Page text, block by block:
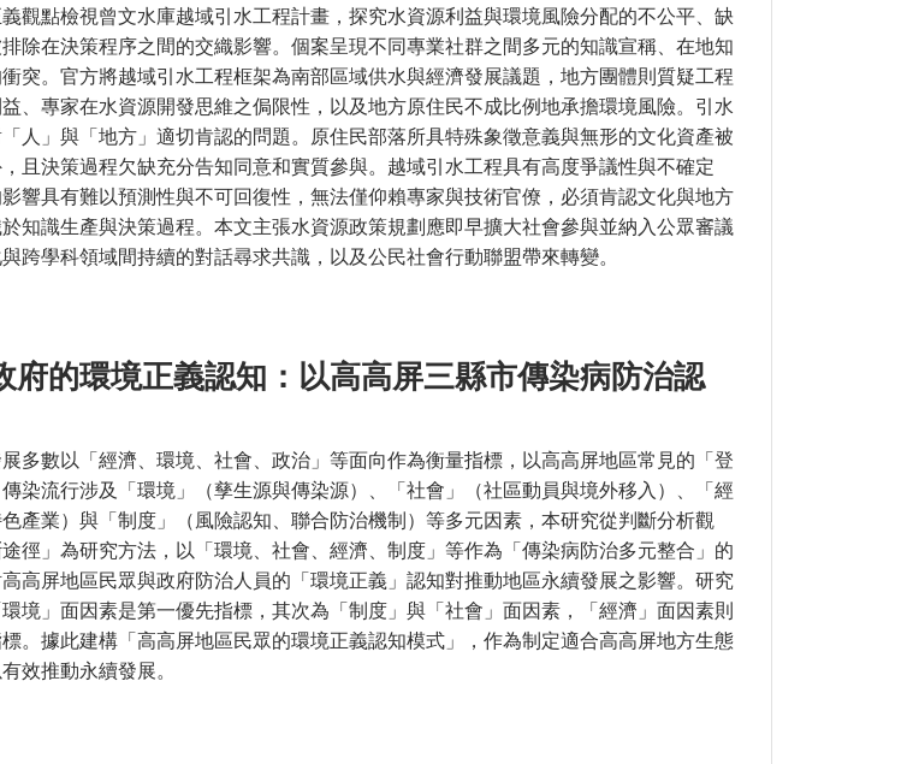
觀點檢視曾文水庫越域引水工程計畫，探究水資源利益與環境風險分配的不公平、缺
除在決策程序之間的交織影響。個案呈現不同專業社群之間多元的知識宣稱、在地知
突。官方將越域引水工程框架為南部區域供水與經濟發展議題，地方團體則質疑工程
、專家在水資源開發思維之侷限性，以及地方原住民不成比例地承擔環境風險。引水
人」與「地方」適切肯認的問題。原住民部落所具特殊象徵意義與無形的文化資產被
且決策過程欠缺充分告知同意和實質參與。越域引水工程具有高度爭議性與不確定
響具有難以預測性與不可回復性，無法僅仰賴專家與技術官僚，必須肯認文化與地方
知識生產與決策過程。本文主張水資源政策規劃應即早擴大社會參與並納入公眾審議
跨學科領域間持續的對話尋求共識，以及公民社會行動聯盟帶來轉變。
正義觀點探討曾文水庫越域引水工程計畫
府的環境正義認知：以高高屏三縣市傳染病防治認
多數以「經濟、環境、社會、政治」等面向作為衡量指標，以高高屏地區常見的「登
染流行涉及「環境」（孳生源與傳染源）、「社會」（社區動員與境外移入）、「經
產業）與「制度」（風險認知、聯合防治機制）等多元因素，本研究從判斷分析觀
徑」為研究方法，以「環境、社會、經濟、制度」等作為「傳染病防治多元整合」的
高屏地區民眾與政府防治人員的「環境正義」認知對推動地區永續發展之影響。研究
境」面因素是第一優先指標，其次為「制度」與「社會」面因素，「經濟」面因素則
。據此建構「高高屏地區民眾的環境正義認知模式」，作為制定適合高高屏地方生態
效推動永續發展。
眾與政府的環境正義認知：以高高屏三縣市傳染病防治認知為例